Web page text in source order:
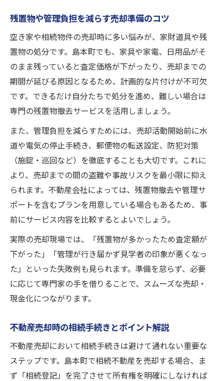
残置物や管理負担を減らす売却準備のコツ
空き家や相続物件の売却時に多い悩みが、家財道具や残
置物の処分です。島本町でも、家具や家電、日用品がそ
のまま残っていると査定価格が下がったり、売却までの
期間が延びる原因となるため、計画的な片付けが不可欠
です。できるだけ自分たちで処分を進め、難しい場合は
専門の残置物撤去サービスを活用しましょう。
また、管理負担を減らすためには、売却活動開始前に水
道や電気の停止手続き、郵便物の転送設定、防犯対策
（施錠・巡回など）を徹底することも大切です。これに
より、売却までの間の盗難や事故リスクを最小限に抑え
られます。不動産会社によっては、残置物撤去や管理サ
ポートを含むプランを用意している場合もあるため、事
前にサービス内容を比較するとよいでしょう。
実際の売却現場では、「残置物が多かったため査定額が
下がった」「管理が行き届かず見学者の印象が悪くなっ
た」といった失敗例も見られます。準備を怠らず、必要
に応じて専門家の手を借りることで、スムーズな売却・
現金化につながります。
不動産売却時の相続手続きとポイント解説
不動産売却において相続手続きは避けて通れない重要な
ステップです。島本町で相続不動産を売却する場合、ま
ず「相続登記」を完了させて所有権を明確にしなければ